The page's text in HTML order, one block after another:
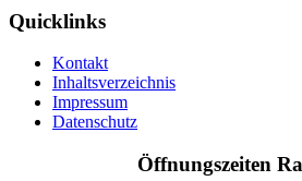
Quicklinks
Kontakt
Inhaltsverzeichnis
Impressum
Datenschutz
Öffnungszeiten